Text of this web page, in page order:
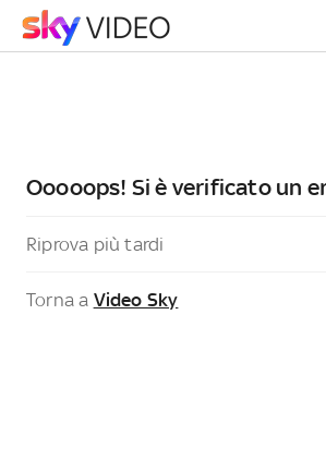
Ooooops! Si è verificato un
Riprova più tardi
Torna a Video Sky